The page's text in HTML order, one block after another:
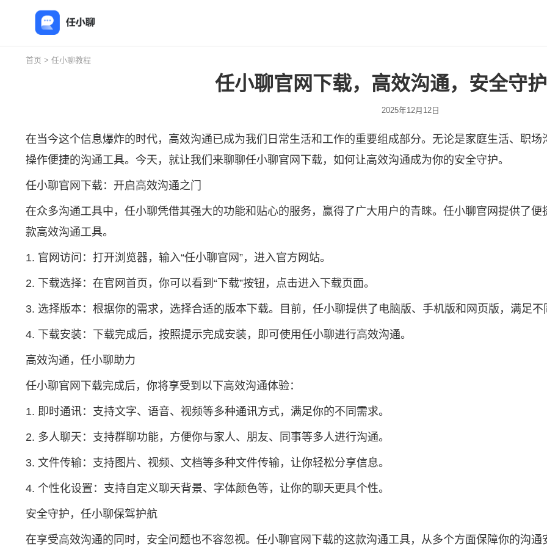
首页 > 任小聊教程
任小聊官网下载，高效沟通，安全守
2025年12月12日
在当今这个信息爆炸的时代，高效沟通已成为我们日常生活和工作的重要组成部分。无论是家庭生活、职场
操作便捷的沟通工具。今天，就让我们来聊聊任小聊官网下载，如何让高效沟通成为你的安全守护。
任小聊官网下载：开启高效沟通之门
在众多沟通工具中，任小聊凭借其强大的功能和贴心的服务，赢得了广大用户的青睐。任小聊官网提供了
款高效沟通工具。
1. 官网访问：打开浏览器，输入“任小聊官网”，进入官方网站。
2. 下载选择：在官网首页，你可以看到“下载”按钮，点击进入下载页面。
3. 选择版本：根据你的需求，选择合适的版本下载。目前，任小聊提供了电脑版、手机版和网页版，满足不
4. 下载安装：下载完成后，按照提示完成安装，即可使用任小聊进行高效沟通。
高效沟通，任小聊助力
任小聊官网下载完成后，你将享受到以下高效沟通体验：
1. 即时通讯：支持文字、语音、视频等多种通讯方式，满足你的不同需求。
2. 多人聊天：支持群聊功能，方便你与家人、朋友、同事等多人进行沟通。
3. 文件传输：支持图片、视频、文档等多种文件传输，让你轻松分享信息。
4. 个性化设置：支持自定义聊天背景、字体颜色等，让你的聊天更具个性。
安全守护，任小聊保驾护航
在享受高效沟通的同时，安全问题也不容忽视。任小聊官网下载的这款沟通工具，从多个方面保障你的沟通